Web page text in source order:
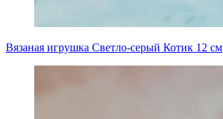
Вязаная игрушка Светло-серый Котик 12 см